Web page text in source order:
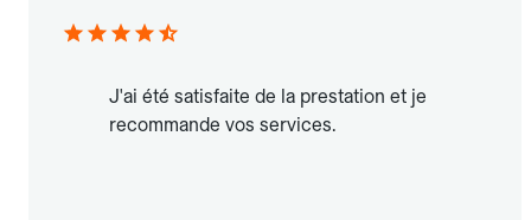
J'ai été satisfaite de la prestation et je
recommande vos services.